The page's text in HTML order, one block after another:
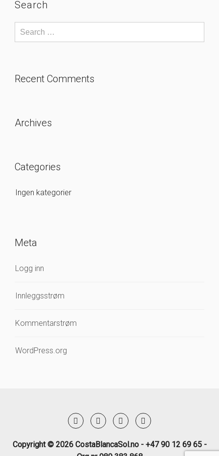
Search
Recent Comments
Archives
Categories
Ingen kategorier
Meta
Logg inn
Innleggsstrøm
Kommentarstrøm
WordPress.org
Copyright © 2026 CostaBlancaSol.no - +47 90 12 69 65 -